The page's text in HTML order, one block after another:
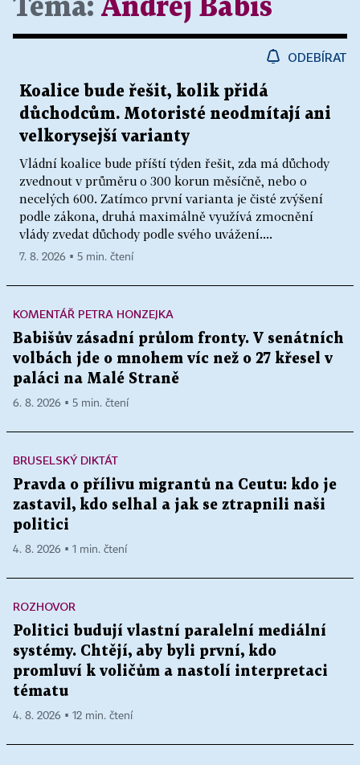
Téma: Andrej Babiš
ODEBÍRAT
Koalice bude řešit, kolik přidá
důchodcům. Motoristé neodmítají ani
velkorysejší varianty
Vládní koalice bude příští týden řešit, zda má důchody
zvednout v průměru o 300 korun měsíčně, nebo o
necelých 600. Zatímco první varianta je čisté zvýšení
podle zákona, druhá maximálně využívá zmocnění
vlády zvedat důchody podle svého uvážení....
7. 8. 2026 ▪ 5 min. čtení
KOMENTÁŘ PETRA HONZEJKA
Babišův zásadní průlom fronty. V senátních
volbách jde o mnohem víc než o 27 křesel v
paláci na Malé Straně
6. 8. 2026 ▪ 5 min. čtení
BRUSELSKÝ DIKTÁT
Pravda o přílivu migrantů na Ceutu: kdo je
zastavil, kdo selhal a jak se ztrapnili naši
politici
4. 8. 2026 ▪ 1 min. čtení
ROZHOVOR
Politici budují vlastní paralelní mediální
systémy. Chtějí, aby byli první, kdo
promluví k voličům a nastolí interpretaci
tématu
4. 8. 2026 ▪ 12 min. čtení